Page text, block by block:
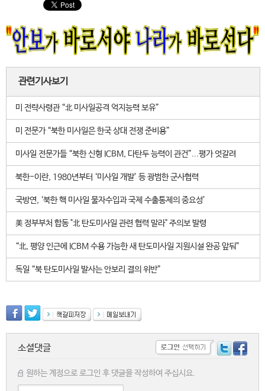
관련기사보기
미 전략사령관 “北 미사일공격 억지능력 보유”
미 전문가 “북한 미사일은 한국 상대 전쟁 준비용”
미사일 전문가들 “북한 신형 ICBM, 다탄두 능력이 관건”...평가 엇갈려
북한-이란, 1980년부터 ‘미사일 개발’ 등 광범한 군사협력
국방연, ‘북한 핵 미사일 물자수입과 국제 수출통제의 중요성’
美 정부부처 합동 "北 탄도미사일 관련 협력 말라" 주의보 발령
“北, 평양 인근에 ICBM 수용 가능한 새 탄도미사일 지원시설 완공 앞둬”
독일 “북 탄도미사일 발사는 안보리 결의 위반”
소셜댓글
원하는 계정으로 로그인 후 댓글을 작성하여 주십시요.